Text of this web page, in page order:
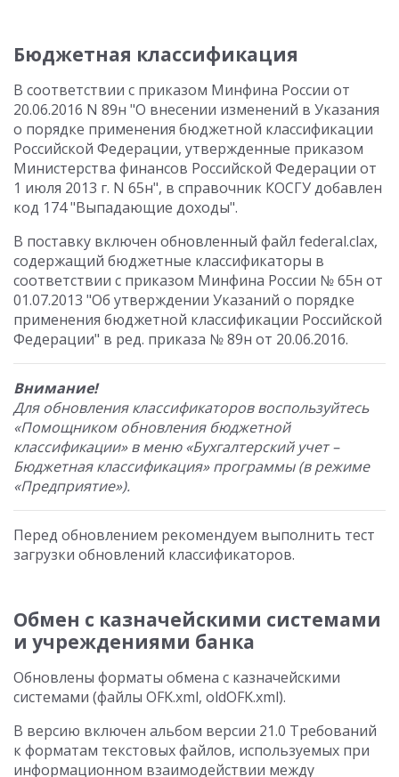
Бюджетная классификация
В соответствии с приказом Минфина России от
20.06.2016 N 89н "О внесении изменений в Указания
о порядке применения бюджетной классификации
Российской Федерации, утвержденные приказом
Министерства финансов Российской Федерации от
1 июля 2013 г. N 65н", в справочник КОСГУ добавлен
код 174 "Выпадающие доходы".
В поставку включен обновленный файл federal.clax,
содержащий бюджетные классификаторы в
соответствии с приказом Минфина России № 65н от
01.07.2013 "Об утверждении Указаний о порядке
применения бюджетной классификации Российской
Федерации" в ред. приказа № 89н от 20.06.2016.
Внимание!
Для обновления классификаторов воспользуйтесь
«Помощником обновления бюджетной
классификации» в меню «Бухгалтерский учет –
Бюджетная классификация» программы (в режиме
«Предприятие»).
Перед обновлением рекомендуем выполнить тест
загрузки обновлений классификаторов.
Обмен с казначейскими системами
и учреждениями банка
Обновлены форматы обмена с казначейскими
системами (файлы OFK.xml, oldOFK.xml).
В версию включен альбом версии 21.0 Требований
к форматам текстовых файлов, используемых при
информационном взаимодействии между